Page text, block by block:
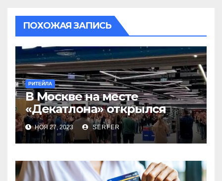
ПОХОЖАЯ ЗАПИСЬ
РИТЕЙЛА
В Москве на месте
«Декатлона» открылся
первый Desport
НОЯ 27, 2023 SERFER